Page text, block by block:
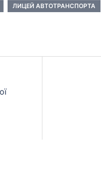
ЛИЦЕЙ АВТОТРАНСПОРТА